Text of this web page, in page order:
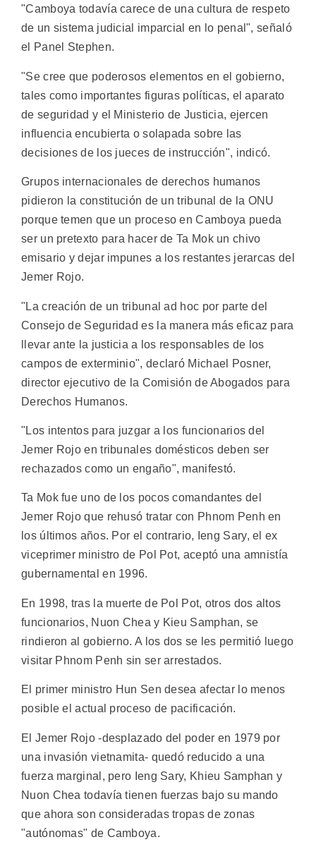
"Camboya todavía carece de una cultura de respeto
de un sistema judicial imparcial en lo penal", señaló
el Panel Stephen.
"Se cree que poderosos elementos en el gobierno,
tales como importantes figuras políticas, el aparato
de seguridad y el Ministerio de Justicia, ejercen
influencia encubierta o solapada sobre las
decisiones de los jueces de instrucción", indicó.
Grupos internacionales de derechos humanos
pidieron la constitución de un tribunal de la ONU
porque temen que un proceso en Camboya pueda
ser un pretexto para hacer de Ta Mok un chivo
emisario y dejar impunes a los restantes jerarcas del
Jemer Rojo.
"La creación de un tribunal ad hoc por parte del
Consejo de Seguridad es la manera más eficaz para
llevar ante la justicia a los responsables de los
campos de exterminio", declaró Michael Posner,
director ejecutivo de la Comisión de Abogados para
Derechos Humanos.
"Los intentos para juzgar a los funcionarios del
Jemer Rojo en tribunales domésticos deben ser
rechazados como un engaño", manifestó.
Ta Mok fue uno de los pocos comandantes del
Jemer Rojo que rehusó tratar con Phnom Penh en
los últimos años. Por el contrario, Ieng Sary, el ex
viceprimer ministro de Pol Pot, aceptó una amnistía
gubernamental en 1996.
En 1998, tras la muerte de Pol Pot, otros dos altos
funcionarios, Nuon Chea y Kieu Samphan, se
rindieron al gobierno. A los dos se les permitió luego
visitar Phnom Penh sin ser arrestados.
El primer ministro Hun Sen desea afectar lo menos
posible el actual proceso de pacificación.
El Jemer Rojo -desplazado del poder en 1979 por
una invasión vietnamita- quedó reducido a una
fuerza marginal, pero Ieng Sary, Khieu Samphan y
Nuon Chea todavía tienen fuerzas bajo su mando
que ahora son consideradas tropas de zonas
"autónomas" de Camboya.